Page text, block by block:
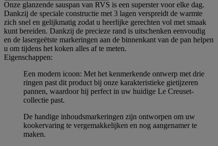
Onze glanzende sauspan van RVS is een superster voor elke dag.
Dankzij de speciale constructie met 3 lagen verspreidt de warmte
zich snel en gelijkmatig zodat u heerlijke gerechten vol met smaak
kunt bereiden. Dankzij de precieze rand is uitschenken eenvoudig
en de lasergeëtste markeringen aan de binnenkant van de pan helpen
u om tijdens het koken alles af te meten.
Eigenschappen:
Een modern icoon: Met het kenmerkende ontwerp met drie
ringen past dit product bij onze karakteristieke gietijzeren
pannen, waardoor hij perfect in uw huidige Le Creuset-
collectie past.
De handige inhoudsmarkeringen zijn ontworpen om uw
kookervaring te vergemakkelijken en nog aangenamer te
maken.